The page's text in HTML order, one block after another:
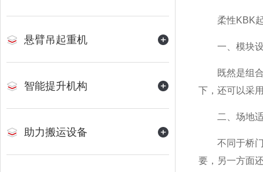
悬臂吊起重机
智能提升机构
助力搬运设备
柔性KBK起
一、模块设
既然是组合
下，还可以采
二、场地适
不同于桥门
要，另一方面